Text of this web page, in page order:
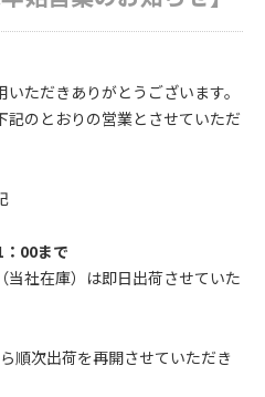
ただきありがとうございます。
のとおりの営業とさせていただ
00まで
社在庫）は即日出荷させていた
順次出荷を再開させていただき